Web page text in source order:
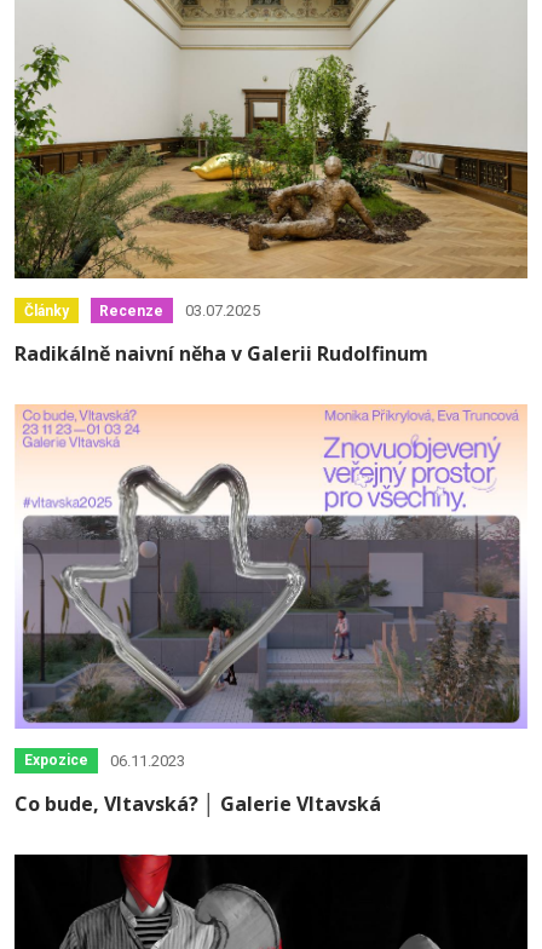
Články Recenze 03.07.2025
Radikálně naivní něha v Galerii Rudolfinum
Expozice 06.11.2023
Co bude, Vltavská? │ Galerie Vltavská